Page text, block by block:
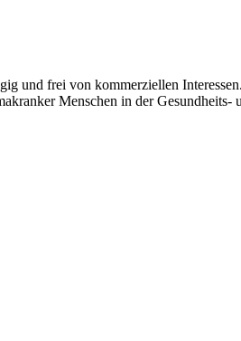
und frei von kommerziellen
Menschen in der Gesundheits-